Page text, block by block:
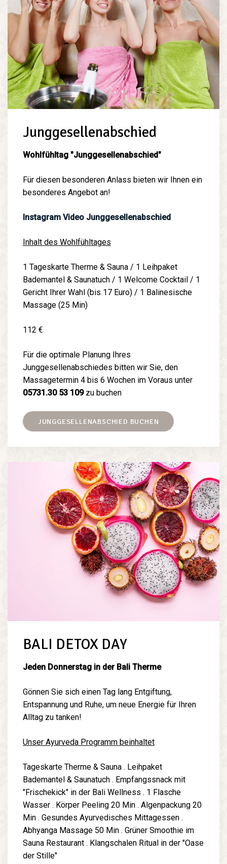
Junggesellenabschied
Wohlfühltag "Junggesellenabschied"
Für diesen besonderen Anlass bieten wir Ihnen ein
besonderes Angebot an!
Instagram Video Junggesellenabschied
Inhalt des Wohlfühltages
1 Tageskarte Therme & Sauna / 1 Leihpaket
Bademantel & Saunatuch / 1 Welcome Cocktail / 1
Gericht Ihrer Wahl (bis 17 Euro) / 1 Balinesische
Massage (25 Min)
112 €
Für die optimale Planung Ihres
Junggesellenabschiedes bitten wir Sie, den
Massagetermin 4 bis 6 Wochen im Voraus unter
05731.30 53 109zu buchen
JUNGGESELLENABSCHIED BUCHEN
BALI DETOX DAY
Jeden Donnerstag in der Bali Therme
Gönnen Sie sich einen Tag lang Entgiftung,
Entspannung und Ruhe, um neue Energie für Ihren
Alltag zu tanken!
Unser Ayurveda Programm beinhaltet
Tageskarte Therme & Sauna . Leihpaket
Bademantel & Saunatuch . Empfangssnack mit
"Frischekick" in der Bali Wellness . 1 Flasche
Wasser . Körper Peeling 20 Min . Algenpackung 20
Min . Gesundes Ayurvedisches Mittagessen .
Abhyanga Massage 50 Min . Grüner Smoothie im
Sauna Restaurant . Klangschalen Ritual in der "Oase
der Stille"